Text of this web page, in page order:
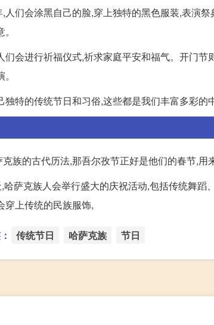
们会涂黑自己的脸,穿上独特的黑色服装,表演
会进行祈福仪式,祈求家庭平安和福气。开门节
特的传统节日和习俗,这些都是我们丰富多彩的
族的古代历法,那吾尔孜节正好是他们的春节,用
萨克族人会举行盛大的庆祝活动,包括传统舞蹈
穿上传统的民族服饰,
传统节日 哈萨克族 节日